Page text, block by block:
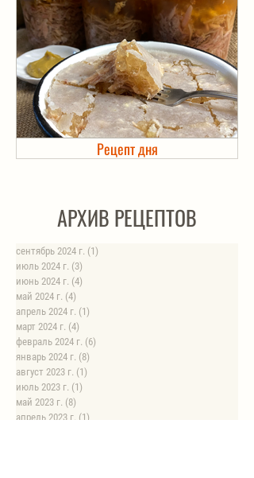
Рецепт дня
Холодец в банке. Автоклав
АРХИВ РЕЦЕПТОВ
сентябрь 2024 г. (1)
июль 2024 г. (3)
июнь 2024 г. (4)
май 2024 г. (4)
апрель 2024 г. (1)
март 2024 г. (4)
февраль 2024 г. (6)
январь 2024 г. (8)
август 2023 г. (1)
июль 2023 г. (1)
май 2023 г. (8)
апрель 2023 г. (1)